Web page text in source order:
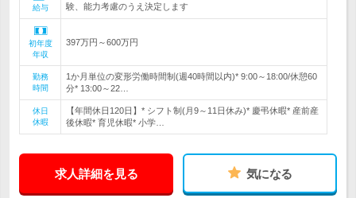
給与
験、能力考慮のうえ決定します
初年度
年収
397万円～600万円
勤務
時間
1か月単位の変形労働時間制(週40時間以内)* 9:00～18:00/休憩60
分* 13:00～22…
休日
休暇
【年間休日120日】* シフト制(月9～11日休み)* 慶弔休暇* 産前産
後休暇* 育児休暇* 小学…
求人詳細を見る 気になる